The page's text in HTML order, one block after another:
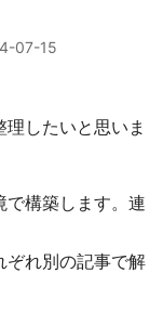
07-15
したいと思いま
で構築します。連
ぞれ別の記事で解